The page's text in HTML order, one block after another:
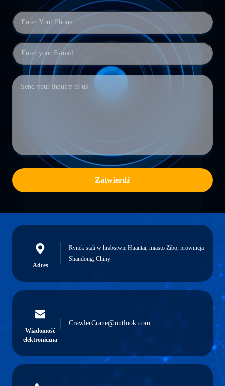
Zatwierdź
Adres
Rynek stali w hrabstwie Huantai, miasto Zibo, prowincja
Shandong, Chiny
Wiadomość
elektroniczna
CrawlerCrane@outlook.com